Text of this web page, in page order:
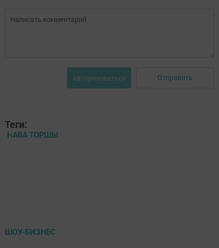
Авторизоваться Отправить
Теги:
ҺАВА ТОРШЫ
ШОУ-БИЗНЕС